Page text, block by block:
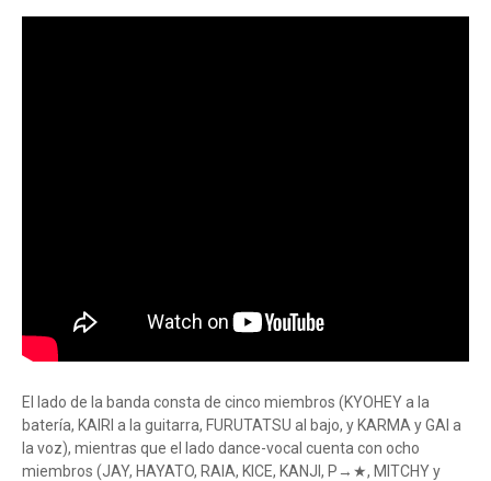
El lado de la banda consta de cinco miembros (KYOHEY a la
batería, KAIRI a la guitarra, FURUTATSU al bajo, y KARMA y GAI a
la voz), mientras que el lado dance-vocal cuenta con ocho
miembros (JAY, HAYATO, RAIA, KICE, KANJI, P→★, MITCHY y